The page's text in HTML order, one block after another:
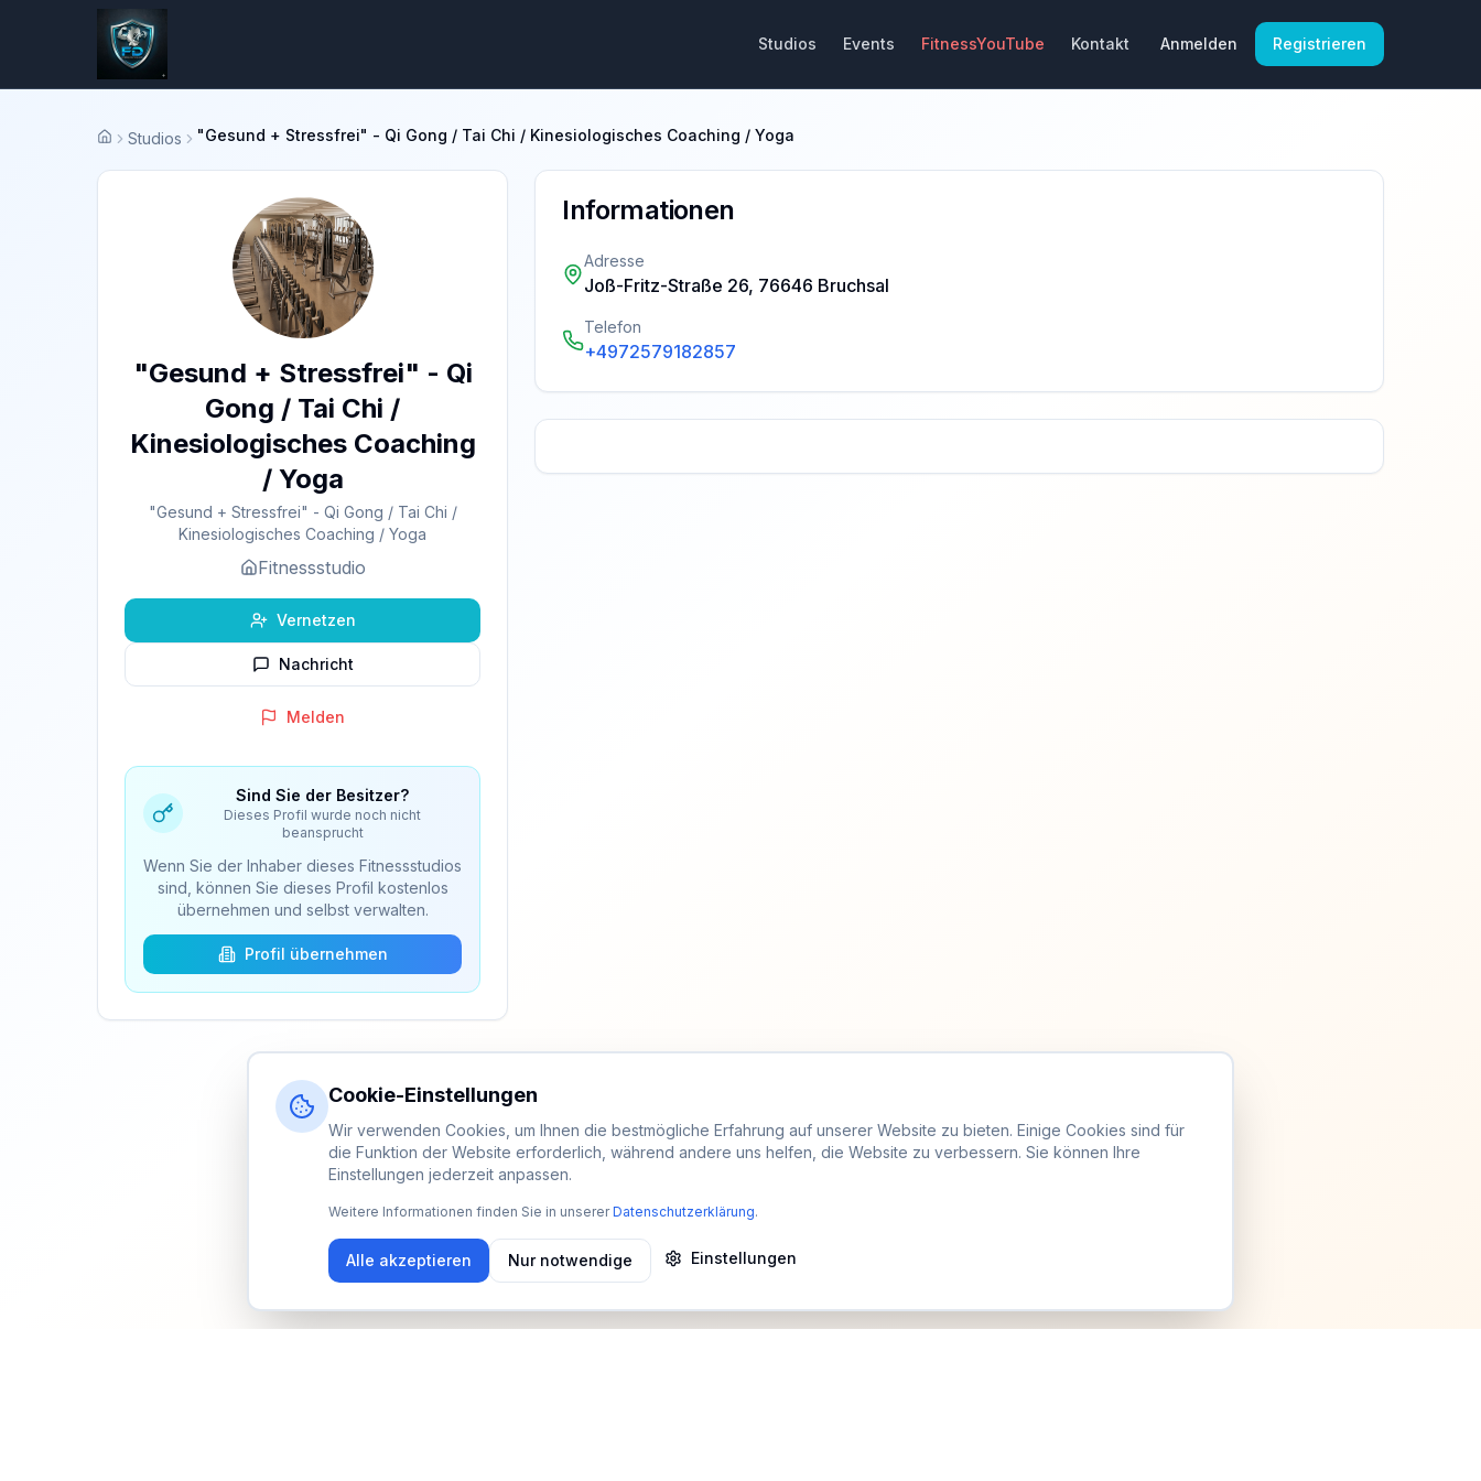
Studios Events FitnessYouTube Kontakt Anmelden Registrieren
Startseite
Studios "Gesund + Stressfrei" - Qi Gong / Tai Chi / Kinesiologisches Coaching / Yoga
"Gesund + Stressfrei" - Qi
Gong / Tai Chi /
Kinesiologisches Coaching
/ Yoga
"Gesund + Stressfrei" - Qi Gong / Tai Chi /
Kinesiologisches Coaching / Yoga
Fitnessstudio
Vernetzen
Nachricht
Melden
Sind Sie der Besitzer?
Dieses Profil wurde noch nicht
beansprucht
Wenn Sie der Inhaber dieses Fitnessstudios
sind, können Sie dieses Profil kostenlos
übernehmen und selbst verwalten.
Profil übernehmen
Informationen
Adresse
Joß-Fritz-Straße 26, 76646 Bruchsal
Telefon
+4972579182857
Cookie-Einstellungen
Wir verwenden Cookies, um Ihnen die bestmögliche Erfahrung auf unserer Website zu bieten. Einige Cookies sind für
die Funktion der Website erforderlich, während andere uns helfen, die Website zu verbessern. Sie können Ihre
Einstellungen jederzeit anpassen.
Weitere Informationen finden Sie in unserer Datenschutzerklärung.
Alle akzeptieren Nur notwendige Einstellungen